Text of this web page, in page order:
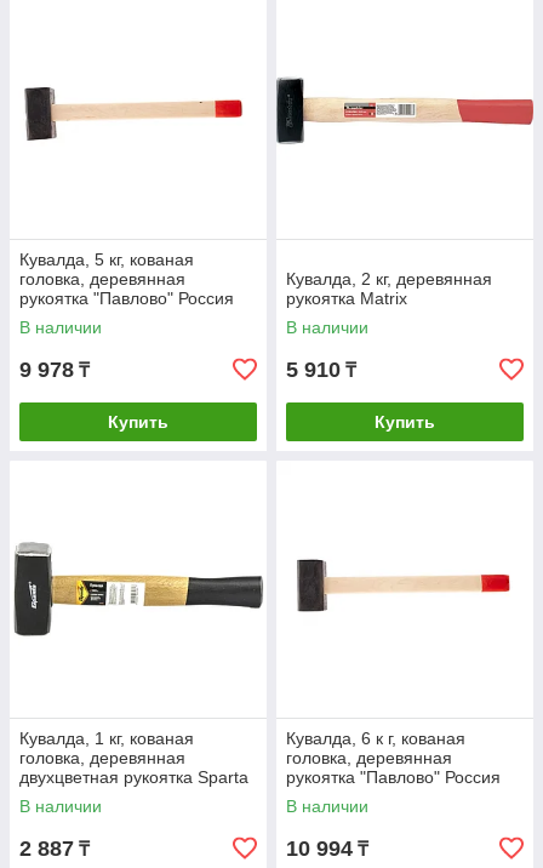
Кувалда, 5 кг, кованая
головка, деревянная
рукоятка "Павлово" Россия
В наличии
9 978 ₸
Купить
Кувалда, 2 кг, деревянная
рукоятка Matrix
В наличии
5 910 ₸
Купить
Кувалда, 1 кг, кованая
головка, деревянная
двухцветная рукоятка Sparta
В наличии
2 887 ₸
Кувалда, 6 к г, кованая
головка, деревянная
рукоятка "Павлово" Россия
В наличии
10 994 ₸